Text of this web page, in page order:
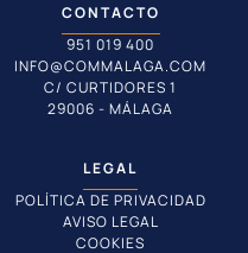
CONTACTO
951 019 400
INFO@COMMALAGA.COM
C/ CURTIDORES 1
29006 - MÁLAGA
LEGAL
POLÍTICA DE PRIVACIDAD
AVISO LEGAL
COOKIES